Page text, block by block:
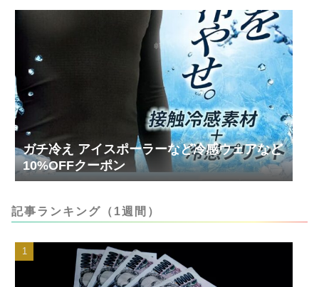
ガチ冷え アイスポーラーなど冷感ウェアなど
10%OFFクーポン
記事ランキング（1週間）